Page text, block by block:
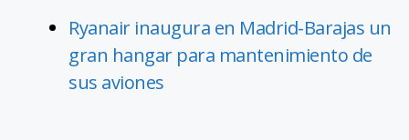
Ryanair inaugura en Madrid-Barajas un
gran hangar para mantenimiento de
sus aviones